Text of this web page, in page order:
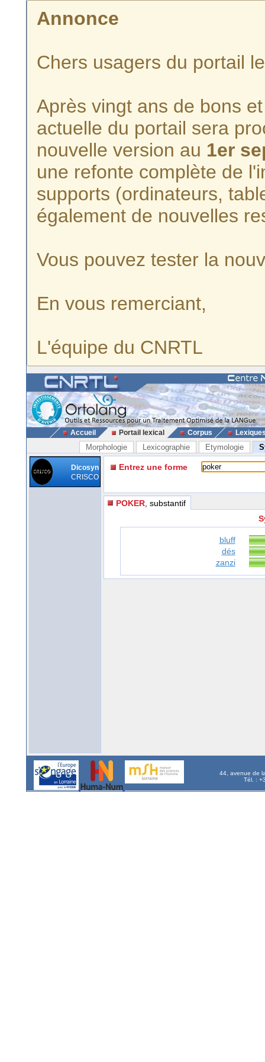
Annonce
Chers usagers du portail
Après vingt ans de bons
actuelle du portail sera
nouvelle version au 1er
une refonte complète de
supports (ordinateurs,
également de nouvelles
Vous pouvez tester la
En vous remerciant,
L'équipe du CNRTL
Accueil Portail lexical Corpus
Morphologie Lexicographie Etymologie
Dicosyn
CRISCO
Entrez une forme
POKER , substantif
bluff
dés
zanzi
44, avenue de
Tél. :